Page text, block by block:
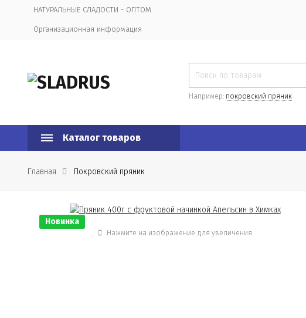
НАТУРАЛЬНЫЕ СЛАДОСТИ - ОПТОМ
Организационная информация
Например: покровский пряник
Каталог товаров
Главная Покровский пряник
Новинка
Нажмите на изображение для увеличения